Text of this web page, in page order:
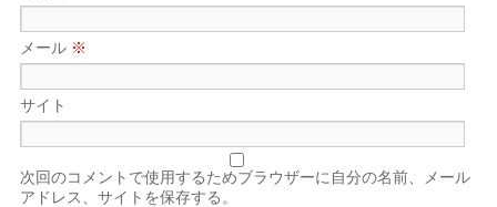
メール ※
サイト
次回のコメントで使用するためブラウザーに自分の名前、メール
アドレス、サイトを保存する。